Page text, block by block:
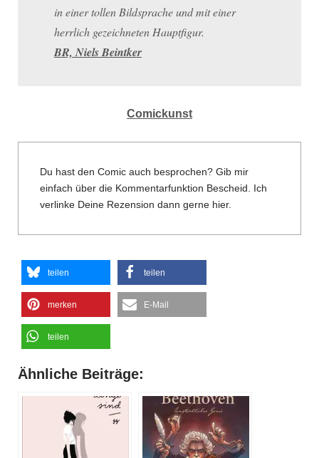
in einer tollen Bildsprache und mit einer
herrlich gezeichneten Hauptfigur.
BR, Niels Beintker
Comickunst
Du hast den Comic auch besprochen? Gib mir
einfach über die Kommentarfunktion Bescheid. Ich
verlinke Deine Rezension dann gerne hier.
teilen teilen
merken E-Mail
teilen
Ähnliche Beiträge: